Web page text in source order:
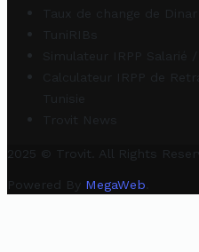
Taux de change de Dinar
TuniRIBs
Simulateur IRPP Salarié /
Calculateur IRPP de
Tunisie
Trovit News
2025 © Trovit. All Rights
Powered By MegaWeb